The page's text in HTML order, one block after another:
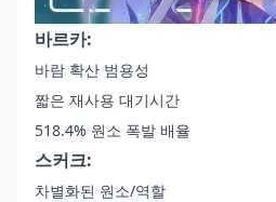
바르카:
바람 확산 범용성
짧은 재사용 대기시간
518.4% 원소 폭발 배율
스커크:
차별화된 원소/역할